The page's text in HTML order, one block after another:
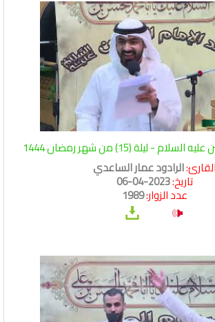
- ليلة (15) من شهر رمضان 1444
القارئ:الرادود عمار الساعدي
تاريخ:2023-04-06
عدد الزوار:1989